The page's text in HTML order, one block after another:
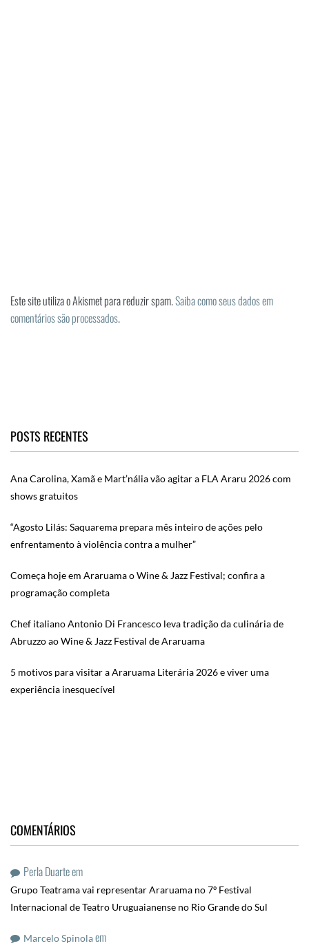
Este site utiliza o Akismet para reduzir spam.Saiba como seus dados em
comentários são processados.
POSTS RECENTES
Ana Carolina, Xamã e Mart’nália vão agitar a FLA Araru 2026 com
shows gratuitos
“Agosto Lilás: Saquarema prepara mês inteiro de ações pelo
enfrentamento à violência contra a mulher”
Começa hoje em Araruama o Wine & Jazz Festival; confira a
programação completa
Chef italiano Antonio Di Francesco leva tradição da culinária de
Abruzzo ao Wine & Jazz Festival de Araruama
5 motivos para visitar a Araruama Literária 2026 e viver uma
experiência inesquecível
COMENTÁRIOS
Perla Duarteem
Grupo Teatrama vai representar Araruama no 7º Festival
Internacional de Teatro Uruguaianense no Rio Grande do Sul
Marcelo Spinolaem